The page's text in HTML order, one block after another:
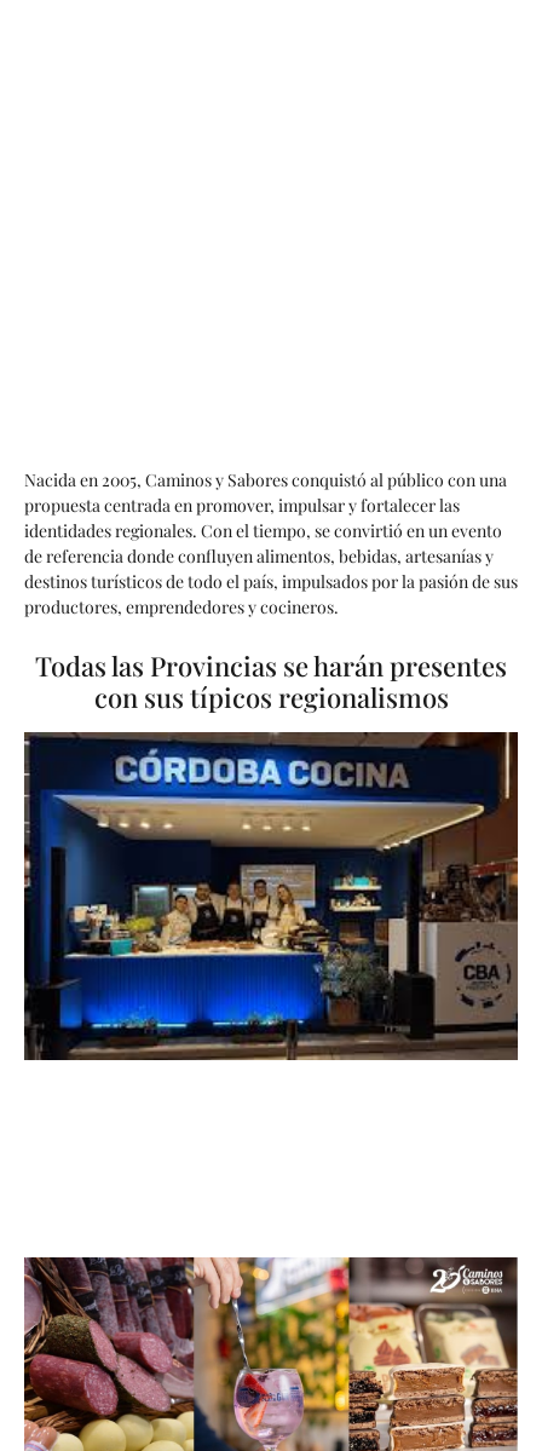
Nacida en 2005, Caminos y Sabores conquistó al público con una
propuesta centrada en promover, impulsar y fortalecer las
identidades regionales. Con el tiempo, se convirtió en un evento
de referencia donde confluyen alimentos, bebidas, artesanías y
destinos turísticos de todo el país, impulsados por la pasión de sus
productores, emprendedores y cocineros.
Todas las Provincias se harán presentes
con sus típicos regionalismos